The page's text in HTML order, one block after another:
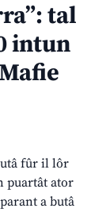
tal
intun
fûr il lôr
puartât ator
a butâ